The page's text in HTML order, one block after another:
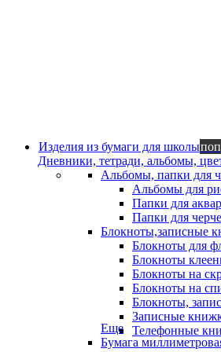
Изделия из бумаги для школы
Дневники, тетради, альбомы,
Альбомы, папки для
Альбомы для
Папки для
Папки для
Блокноты,записные
Блокноты для
Блокноты
Блокноты на
Блокноты на
Блокноты,
Записные
Телефонные
Еще
Бумага